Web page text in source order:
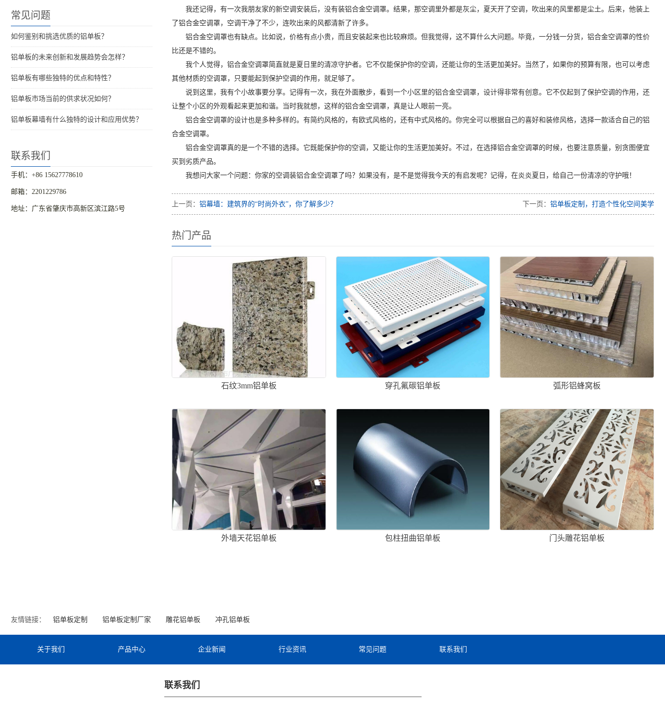
常见问题
如何鉴别和挑选优质的铝单板？
铝单板的未来创新和发展趋势会怎样？
铝单板有哪些独特的优点和特性？
铝单板市场当前的供求状况如何？
铝单板幕墙有什么独特的设计和应用优势？
联系我们
手机：+86 15627778610
邮箱：2201229786
地址：广东省肇庆市高新区滨江路5号
我还记得，有一次我朋友家的新空调安装后，没有装铝合金空调罩。结果，那空调里外都是灰尘，夏天开了空调，吹出来的风里都是尘土。后来，他装上
了铝合金空调罩，空调干净了不少，连吹出来的风都清新了许多。
铝合金空调罩也有缺点。比如说，价格有点小贵，而且安装起来也比较麻烦。但我觉得，这不算什么大问题。毕竟，一分钱一分货，铝合金空调罩的性价
比还是不错的。
我个人觉得，铝合金空调罩简直就是夏日里的清凉守护者。它不仅能保护你的空调，还能让你的生活更加美好。当然了，如果你的预算有限，也可以考虑
其他材质的空调罩，只要能起到保护空调的作用，就足够了。
说到这里，我有个小故事要分享。记得有一次，我在外面散步，看到一个小区里的铝合金空调罩，设计得非常有创意。它不仅起到了保护空调的作用，还
让整个小区的外观看起来更加和谐。当时我就想，这样的铝合金空调罩，真是让人眼前一亮。
铝合金空调罩的设计也是多种多样的。有简约风格的，有欧式风格的，还有中式风格的。你完全可以根据自己的喜好和装修风格，选择一款适合自己的铝
合金空调罩。
铝合金空调罩真的是一个不错的选择。它既能保护你的空调，又能让你的生活更加美好。不过，在选择铝合金空调罩的时候，也要注意质量，别贪图便宜
买到劣质产品。
我想问大家一个问题：你家的空调装铝合金空调罩了吗？如果没有，是不是觉得我今天的有启发呢？记得，在炎炎夏日，给自己一份清凉的守护哦！
上一页： 铝幕墙：建筑界的“时尚外衣”，你了解多少？ 下一页： 铝单板定制，打造个性化空间美学
热门产品
石纹3mm铝单板 穿孔氟碳铝单板 弧形铝蜂窝板
外墙天花铝单板 包柱扭曲铝单板 门头雕花铝单板
友情链接： 铝单板定制 铝单板定制厂家 雕花铝单板 冲孔铝单板
关于我们 产品中心 企业新闻 行业资讯 常见问题 联系我们
联系我们